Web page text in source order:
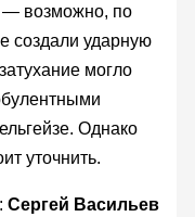
— возможно, по
создали ударную
могло
Однако
уточнить.
Сергей Васильев